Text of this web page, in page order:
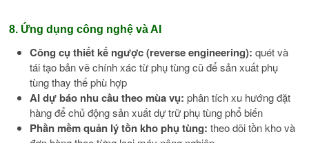
8. Ứng dụng công nghệ và AI
Công cụ thiết kế ngược (reverse engineering): quét và
tái tạo bản vẽ chính xác từ phụ tùng cũ để sản xuất phụ
tùng thay thế phù hợp
AI dự báo nhu cầu theo mùa vụ: phân tích xu hướng đặt
hàng để chủ động sản xuất dự trữ phụ tùng phổ biến
Phần mềm quản lý tồn kho phụ tùng: theo dõi tồn kho và